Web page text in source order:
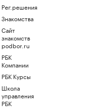
Рег.решения
Знакомства
Сайт
знакомств
podbor.ru
РБК
Компании
РБК Курсы
Школа
управления
РБК